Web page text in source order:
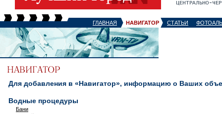
ГЛАВНАЯ НАВИГАТОР СТАТЬИ
Для добавления в «Навигатор», информацию о Ваших
Водные процедуры
Бани